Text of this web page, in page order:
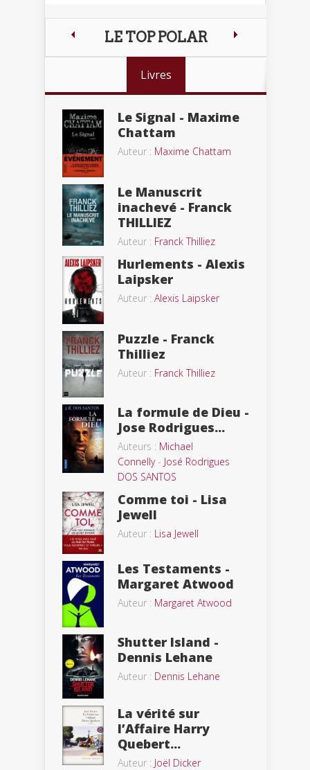
LE TOP POLAR
Livres
Le Signal - Maxime
Chattam
Auteur : Maxime Chattam
Le Manuscrit
inachevé - Franck
THILLIEZ
Auteur : Franck Thilliez
Hurlements - Alexis
Laipsker
Auteur : Alexis Laipsker
Puzzle - Franck
Thilliez
Auteur : Franck Thilliez
La formule de Dieu -
Jose Rodrigues...
Auteurs : Michael
Connelly- José Rodrigues
DOS SANTOS
Comme toi - Lisa
Jewell
Auteur : Lisa Jewell
Les Testaments -
Margaret Atwood
Auteur : Margaret Atwood
Shutter Island -
Dennis Lehane
Auteur : Dennis Lehane
La vérité sur
l’Affaire Harry
Quebert...
Auteur : Joël Dicker